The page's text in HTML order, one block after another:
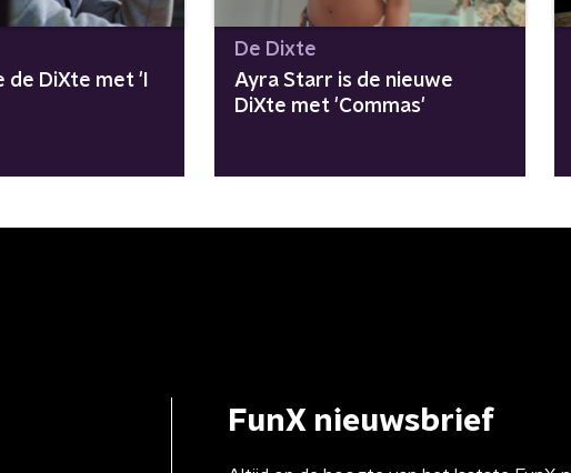
de DiXte met 'I
De Dixte
Ayra Starr is de nieuwe
DiXte met 'Commas'
FunX nieuwsbrief